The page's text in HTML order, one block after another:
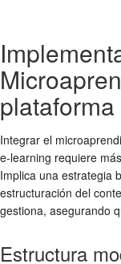
Integrar el
e-learning requiere
Implica una estrategia
estructuración del
gestiona, asegurando
Estructura